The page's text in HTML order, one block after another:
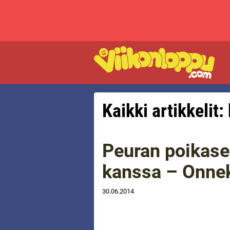
Kaikki artikkelit:
Peuran
kanssa –
30.06.2014